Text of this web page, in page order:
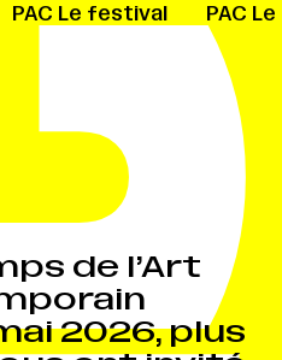
de l’Art
2026, plus
PAC Le festival PAC